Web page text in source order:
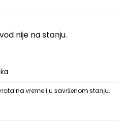
nije na stanju.
na vreme i u savršenom stanju.